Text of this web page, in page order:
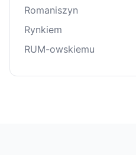
Romaniszyn
Rynkiem
RUM-owskiemu